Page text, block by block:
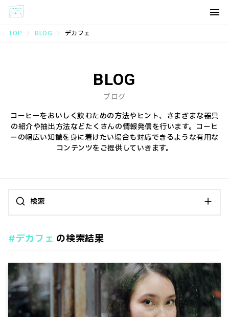
TOP BLOG デカフェ
BLOG
ブログ
コーヒーをおいしく飲むための方法やヒント、さまざまな器具
の紹介や抽出方法などたくさんの情報発信を行います。コーヒ
ーの幅広い知識を身に着けたい場合も対応できるような有用な
コンテンツをご提供していきます。
検索
おいしく飲む コーヒーとキャンプ
テストカテゴリー
ランキング
タグ
#2025年問題 #COE
#アイスコーヒー
#デカフェ の検索結果